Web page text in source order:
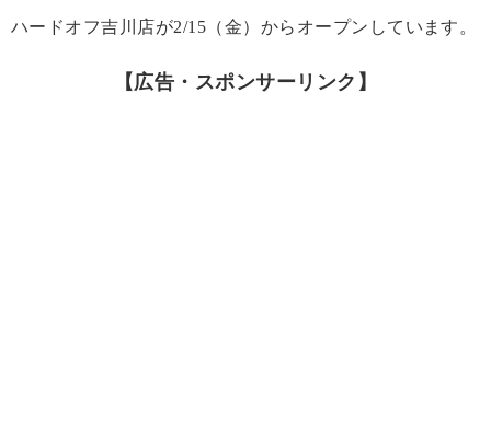
ハードオフ吉川店が2/15（金）からオープンしています。
【広告・スポンサーリンク】